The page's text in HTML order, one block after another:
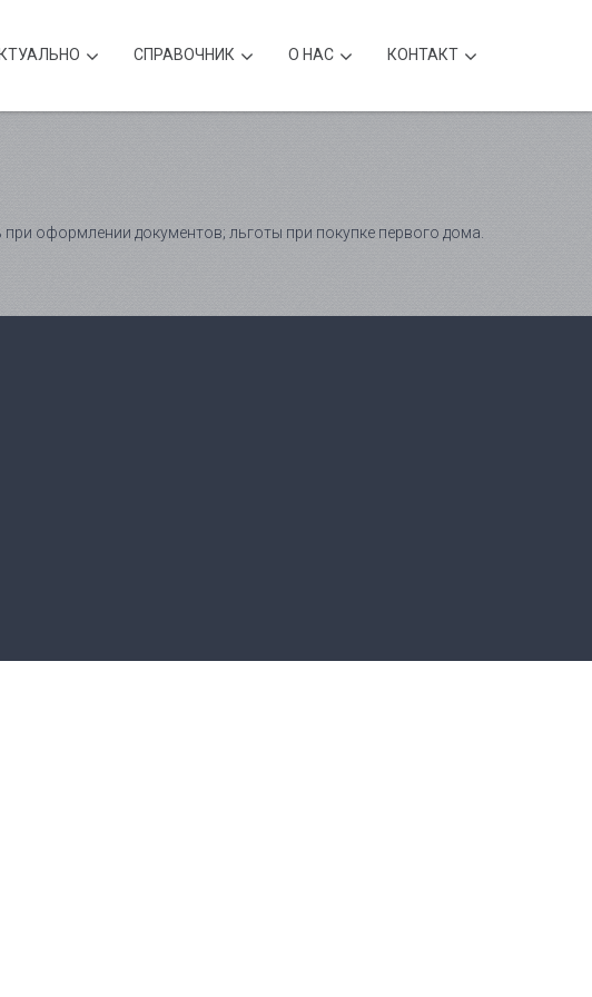
CПРАВОЧНИК О НАС КОНТАКТ
оформлении документов; льготы при покупке первого дома.